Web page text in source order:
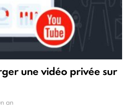
une vidéo privée sur
an